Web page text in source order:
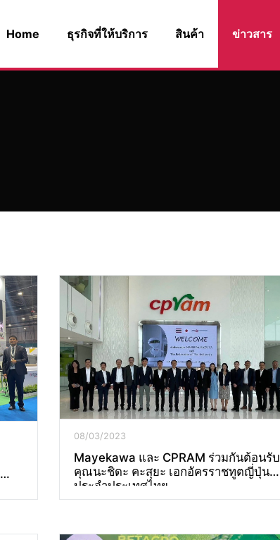
Home ธุรกิจที่ให้บริการ สินค้า ข่าวสาร
08/03/2023
Mayekawa และ CPRAM ร่วมกันต้อนรับ
คุณนะชิดะ คะสุยะ เอกอัครราชทูตญี่ปุ่น
ประจำประเทศไทย